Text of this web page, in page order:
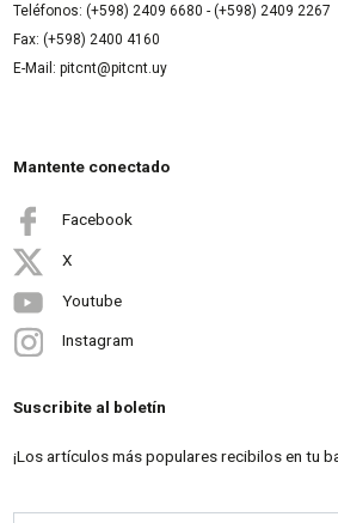
Teléfonos: (+598) 2409 6680 - (+598) 2409 2267
Fax: (+598) 2400 4160
E-Mail: pitcnt@pitcnt.uy
Mantente conectado
Facebook
X
Youtube
Instagram
Suscribite al boletín
¡Los artículos más populares recibilos en tu